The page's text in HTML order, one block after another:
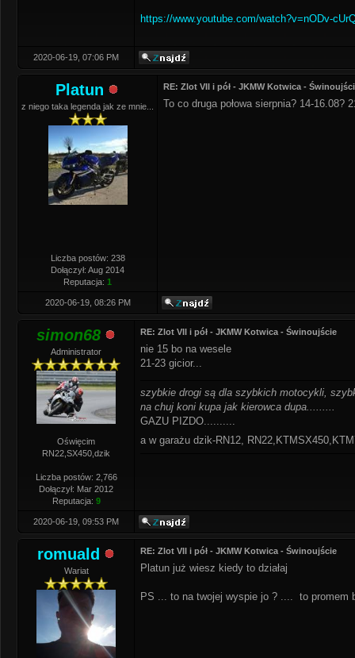
https://www.youtube.com/watch?v=nODv-
2020-06-19, 07:06 PM
Platun
z niego taka legenda jak ze mnie...
Liczba postów: 238
Dołączył: Aug 2014
Reputacja: 1
RE: Zlot VII i pół - JKMW Kotwica -
To co druga połowa sierpnia? 14-16.08?
2020-06-19, 08:26 PM
simon68
Administrator
Oświęcim
RN22,SX450,dzik
Liczba postów: 2,766
Dołączył: Mar 2012
Reputacja: 9
RE: Zlot VII i pół - JKMW Kotwica - Świnoujście
nie 15 bo na wesele
21-23 gicior...
szybkie drogi są dla szybkich motocykli,
na chuj koni kupa jak kierowca dupa.........
GAZU PIZDO..........
a w garażu dzik-RN12,
2020-06-19, 09:53 PM
romuald
Wariat
RE: Zlot VII i pół - JKMW Kotwica - Świnoujście
Platun już wiesz kiedy to działaj
PS ... to na twojej wyspie jo ? .... to promem